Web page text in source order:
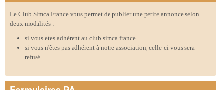
Le Club Simca France vous permet de publier une petite annonce selon
deux modalités :
si vous etes adhérent au club simca france.
si vous n'êtes pas adhérent à notre association, celle-ci vous sera
refusé.